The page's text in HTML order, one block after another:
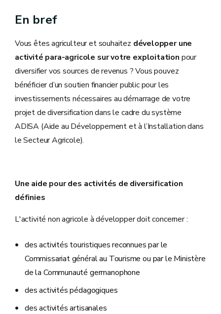
En bref
Vous êtes agriculteur et souhaitez développer une
activité para-agricole sur votre exploitation pour
diversifier vos sources de revenus ? Vous pouvez
bénéficier d’un soutien financier public pour les
investissements nécessaires au démarrage de votre
projet de diversification dans le cadre du système
ADISA (Aide au Développement et à l’Installation dans
le Secteur Agricole).
Une aide pour des activités de diversification
définies
L'activité non agricole à développer doit concerner :
des activités touristiques reconnues par le
Commissariat général au Tourisme ou par le Ministère
de la Communauté germanophone
des activités pédagogiques
des activités artisanales